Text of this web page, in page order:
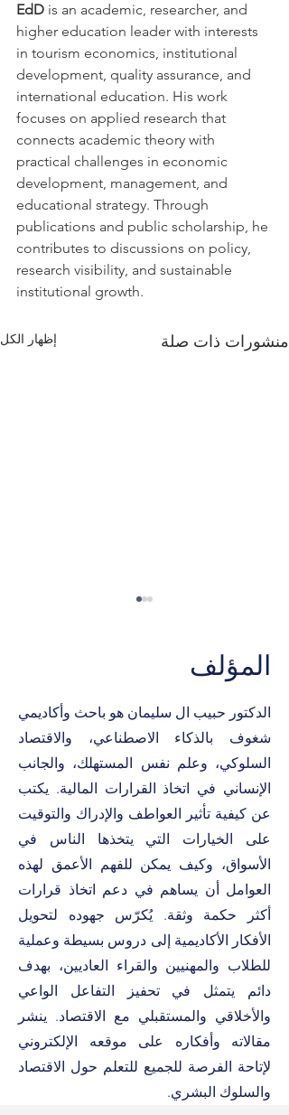
EdD is an academic, researcher, and
higher education leader with interests
in tourism economics, institutional
development, quality assurance, and
international education. His work
focuses on applied research that
connects academic theory with
practical challenges in economic
development, management, and
educational strategy. Through
publications and public scholarship, he
contributes to discussions on policy,
research visibility, and sustainable
institutional growth.
منشورات ذات صلة إظهار الكل
ماذا يعني حقاً أن تكون خبيراً
في فوربس؟
المؤلف
الدكتور حبيب ال سليمان هو باحث وأكاديمي
شغوف بالذكاء الاصطناعي، والاقتصاد
السلوكي، وعلم نفس المستهلك، والجانب
الإنساني في اتخاذ القرارات المالية. يكتب
عن كيفية تأثير العواطف والإدراك والتوقيت
على الخيارات التي يتخذها الناس في
الأسواق، وكيف يمكن للفهم الأعمق لهذه
العوامل أن يساهم في دعم اتخاذ قرارات
أكثر حكمة وثقة. يُكرّس جهوده لتحويل
الأفكار الأكاديمية إلى دروس بسيطة وعملية
للطلاب والمهنيين والقراء العاديين، بهدف
دائم يتمثل في تحفيز التفاعل الواعي
والأخلاقي والمستقبلي مع الاقتصاد. ينشر
مقالاته وأفكاره على موقعه الإلكتروني
لإتاحة الفرصة للجميع للتعلم حول الاقتصاد
والسلوك البشري.